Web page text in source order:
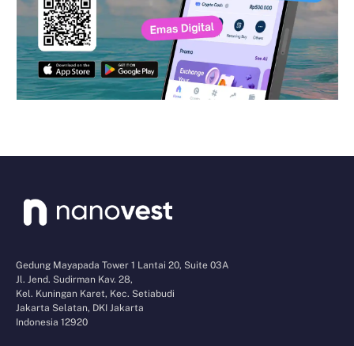
Gedung Mayapada Tower 1 Lantai 20, Suite 03A
Jl. Jend. Sudirman Kav. 28,
Kel. Kuningan Karet, Kec. Setiabudi
Jakarta Selatan, DKI Jakarta
Indonesia 12920